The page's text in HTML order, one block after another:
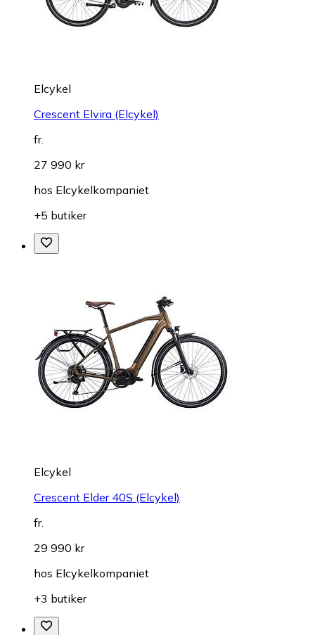
Elcykel
Crescent Elvira (Elcykel)
fr.
27 990 kr
hos Elcykelkompaniet
+5 butiker
Elcykel
Crescent Elder 40S (Elcykel)
fr.
29 990 kr
hos Elcykelkompaniet
+3 butiker